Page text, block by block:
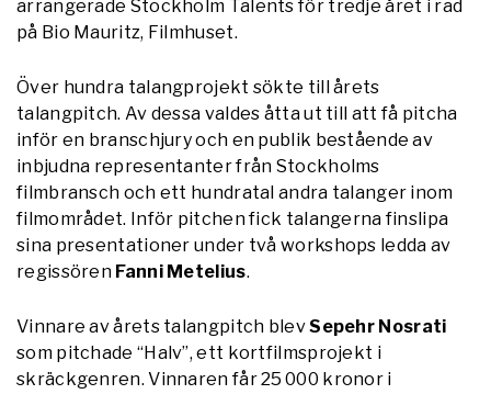
arrangerade Stockholm Talents för tredje året i rad
på Bio Mauritz, Filmhuset.
Över hundra talangprojekt sökte till årets
talangpitch. Av dessa valdes åtta ut till att få pitcha
inför en branschjury och en publik bestående av
inbjudna representanter från Stockholms
filmbransch och ett hundratal andra talanger inom
filmområdet. Inför pitchen fick talangerna finslipa
sina presentationer under två workshops ledda av
regissören Fanni Metelius.
Vinnare av årets talangpitch blevSepehr Nosrati
som pitchade “Halv”, ett kortfilmsprojekt i
skräckgenren. Vinnaren får 25 000 kronor i